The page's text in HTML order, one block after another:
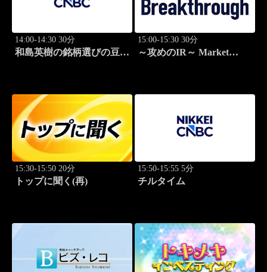
14:00-14:30 30分
和島英樹の銘柄選びの豆知
15:00-15:30 30分
～攻めのIR～ Market
15:30-15:50 20分
トップに聞く(再)
15:50-15:55 5分
チルタイム